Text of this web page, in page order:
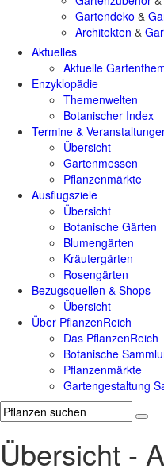
Gartendeko &
Architekten &
Aktuelles
Aktuelle
Enzyklopädie
Themenwelten
Botanischer Index
Termine &
Übersicht
Gartenmessen
Pflanzenmärkte
Ausflugsziele
Übersicht
Botanische Gärten
Blumengärten
Kräutergärten
Rosengärten
Bezugsquellen & Shops
Übersicht
Über PflanzenReich
Das PflanzenReich
Botanische
Pflanzenmärkte
Gartengestaltung
Übersicht -